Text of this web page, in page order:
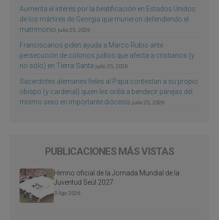
Aumenta el interés por la beatificación en Estados Unidos
de los mártires de Georgia que murieron defendiendo el
matrimonio julio 25, 2026
Franciscanos piden ayuda a Marco Rubio ante
persecución de colonos judíos que afecta a cristianos (y
no sólo) en Tierra Santa julio 25, 2026
Sacerdotes alemanes fieles al Papa contestan a su propio
obispo (y cardenal) quien les orilla a bendecir parejas del
mismo sexo en importante diócesis julio 25, 2026
PUBLICACIONES MÁS VISTAS
Himno oficial de la Jornada Mundial de la
Juventud Seúl 2027
3 Ago 2026